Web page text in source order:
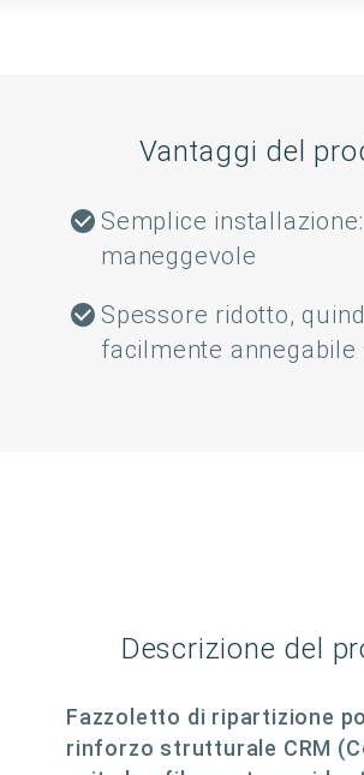
Vantaggi del
Semplice
maneggevole
Spessore ridotto,
facilmente
Descrizione del
Fazzoletto di ripartizione
rinforzo strutturale CRM